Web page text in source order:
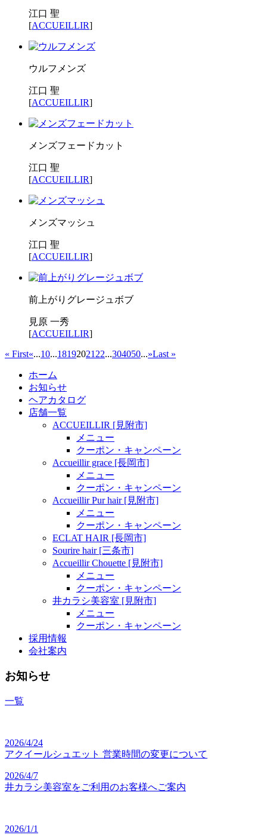
江口 聖
[ACCUEILLIR]
ウルフメンズ
江口 聖
[ACCUEILLIR]
メンズフェードカット
江口 聖
[ACCUEILLIR]
メンズマッシュ
江口 聖
[ACCUEILLIR]
前上がりグレージュボブ
見原 一秀
[ACCUEILLIR]
« First«...10...18192021 22...304050...»Last »
ホーム
お知らせ
ヘアカタログ
店舗一覧
ACCUEILLIR [見附市]
メニュー
クーポン・キャンペーン
Accueillir grace [長岡市]
メニュー
クーポン・キャンペーン
Accueillir Pur hair [見附市]
メニュー
クーポン・キャンペーン
ECLAT HAIR [長岡市]
Sourire hair [三条市]
Accueillir Chouette [見附市]
メニュー
クーポン・キャンペーン
井カラシ美容室 [見附市]
メニュー
クーポン・キャンペーン
採用情報
会社案内
お知らせ
一覧
2026/4/24
アクイールシュエット 営業時間の変更について
2026/4/7
井カラシ美容室をご利用のお客様へご案内
2026/1/1